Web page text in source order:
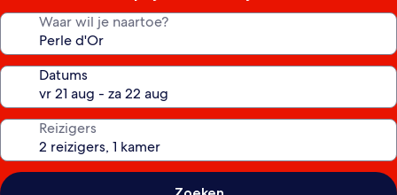
Waar wil je naartoe?
Datums
Reizigers